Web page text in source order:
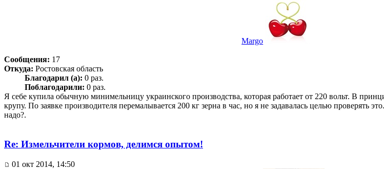
Margo
Сообщения: 17
Откуда: Ростовская область
Благодарил (а): 0 раз.
Поблагодарили: 0 раз.
Я себе купила обычную минимельницу украинского производства, которая работает от 220 вольт. В
крупу. По заявке производителя перемалывается 200 кг зерна в час, но я не задавалась целью проверять
надо?.
Re: Измельчители кормов, делимся опытом!
01 окт 2014, 14:50